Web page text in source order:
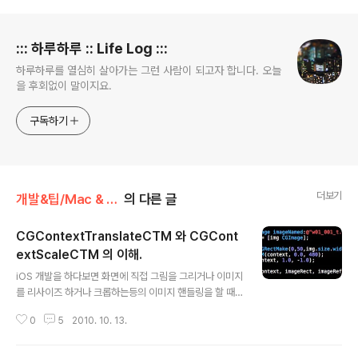
::: 하루하루 :: Life Log :::
하루하루를 열심히 살아가는 그런 사람이 되고자 합니다. 오늘
을 후회없이 말이지요.
구독하기
개발&팁/Mac & Cocoa & iPhone 의 다른 글 더보기
CGContextTranslateCTM 와 CGCont
extScaleCTM 의 이해.
iOS 개발을 하다보면 화면에 직접 그림을 그리거나 이미지
를 리사이즈 하거나 크롭하는등의 이미지 핸들링을 할 때
참조하여서 프로그래밍을 하실텐데요. 대부분의 분들이 이
0 5 2010. 10. 13.